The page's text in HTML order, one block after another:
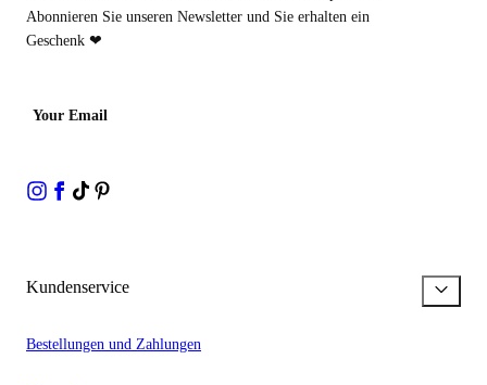
Abonnieren Sie unseren Newsletter und Sie erhalten ein
Geschenk ❤
Your Email
Kundenservice
Bestellungen und Zahlungen